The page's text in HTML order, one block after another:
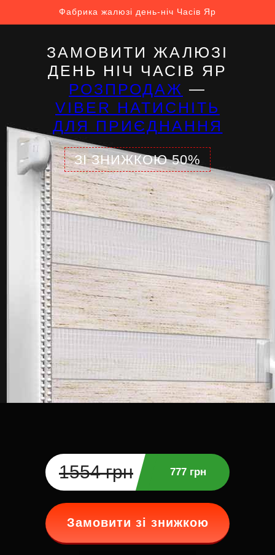
Фабрика жалюзі день-ніч Часів Яр
ЗАМОВИТИ ЖАЛЮЗІ
ДЕНЬ НІЧ ЧАСІВ ЯР
РОЗПРОДАЖ —
VIBER НАТИСНІТЬ
ДЛЯ ПРИЄДНАННЯ
ЗІ ЗНИЖКОЮ 50%
1554 грн 777 грн
Замовити зі знижкою